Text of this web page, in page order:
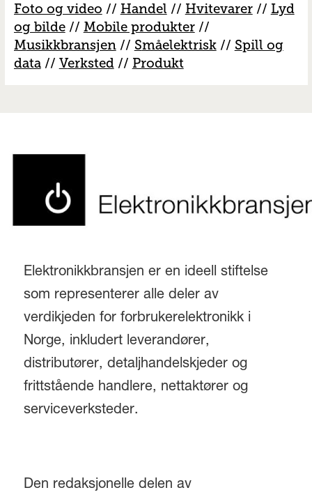
Foto og video // Handel // Hvitevarer// Lyd
og bilde// Mobile produkter//
Musikkbransjen// Småelektrisk// Spill og
data// Verksted// Produkt
Elektronikkbransjen er en ideell stiftelse
som representerer alle deler av
verdikjeden for forbrukerelektronikk i
Norge, inkludert leverandører,
distributører, detaljhandelskjeder og
frittstående handlere, nettaktører og
serviceverksteder.
Den redaksjonelle delen av